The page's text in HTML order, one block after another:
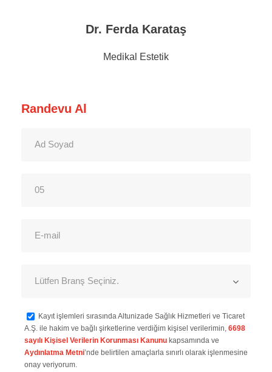
Dr. Ferda Karataş
Medikal Estetik
Randevu Al
Kayıt işlemleri sırasında Altunizade Sağlık Hizmetleri ve Ticaret
A.Ş. ile hakim ve bağlı şirketlerine verdiğim kişisel verilerimin, 6698
sayılı Kişisel Verilerin Korunması Kanunu kapsamında ve
Aydınlatma Metni’nde belirtilen amaçlarla sınırlı olarak işlenmesine
onay veriyorum.